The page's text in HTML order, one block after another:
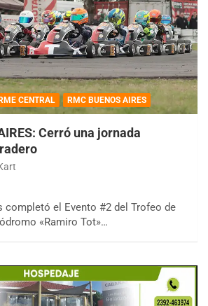
CENTRAL RMC BUENOS AIRES
Cerró una jornada
completó el Evento #2 del Trofeo de
«Ramiro Tot»…